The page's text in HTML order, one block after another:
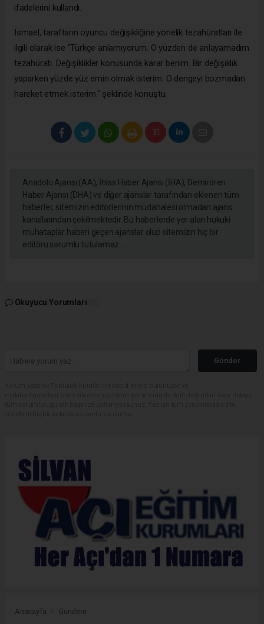
ifadelerini kullandı.
Ismael, taraftarın oyuncu değişikliğine yönelik tezahüratları ile
ilgili olarak ise "Türkçe anlamıyorum. O yüzden de anlayamadım
tezahüratı. Değişiklikler konusunda karar benim. Bir değişiklik
yaparken yüzde yüz emin olmak isterim. O dengeyi bozmadan
hareket etmek isterim." şeklinde konuştu.
Anadolu Ajansı (AA), İhlas Haber Ajansı (İHA), Demirören
Haber Ajansı (DHA) ve diğer ajanslar tarafından eklenen tüm
haberler, sitemizin editörlerinin müdahalesi olmadan ajans
kanallarından çekilmektedir. Bu haberlerde yer alan hukuki
muhataplar haberi geçen ajanslar olup sitemizin hiç bir
editörü sorumlu tutulamaz...
Okuyucu Yorumları
Gönder
Anasayfa Gündem